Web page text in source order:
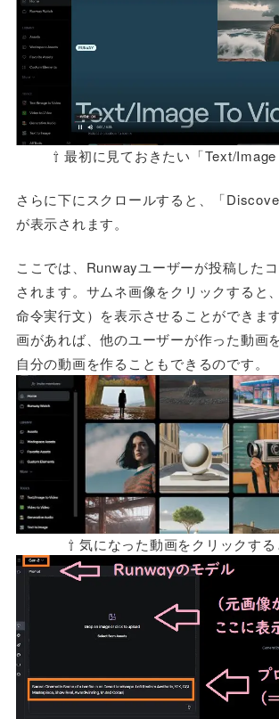
⇧ 最初に見ておきたい「Text/Image
さらに下にスクロールすると、「
が表示されます。
ここでは、Runwayユーザーが投稿した
されます。サムネ画像をクリックすると
命令実行文）を表示させることができま
画があれば、他のユーザーが作った動画を
自分の動画を作ることもできるのです。
⇧ 気になった動画をクリックする